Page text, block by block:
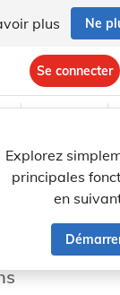
plus Ne
Se connecter
Explorez
principales
en
Lancer la Filtres